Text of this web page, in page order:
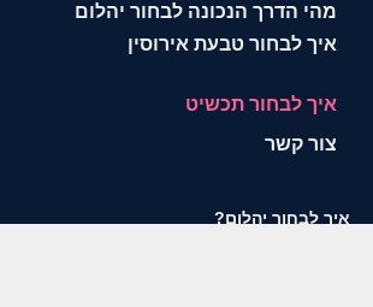
מהי הדרך הנכונה לבחור יהלום
איך לבחור טבעת אירוסין
איך לבחור תכשיט
צור קשר
איך לבחור יהלום?